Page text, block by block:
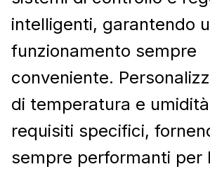
intelligenti, garantendo
funzionamento sempre
conveniente.
di temperatura e
requisiti specifici,
sempre performanti per